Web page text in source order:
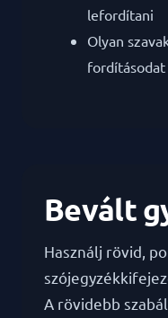
lefordítani
Olyan
Bevált
Használj rövid,
A rövidebb